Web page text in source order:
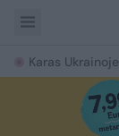
Karas Ukrainoje